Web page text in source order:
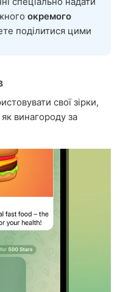
окремого
поділитися цими
свої зірки,
як винагороду за